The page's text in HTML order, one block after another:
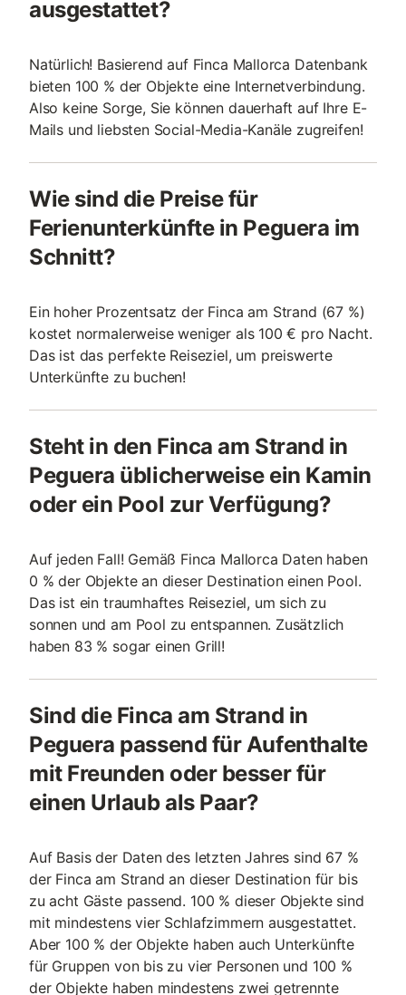
ausgestattet?
Natürlich! Basierend auf Finca Mallorca Datenbank
bieten 100 % der Objekte eine Internetverbindung.
Also keine Sorge, Sie können dauerhaft auf Ihre E-
Mails und liebsten Social-Media-Kanäle zugreifen!
Wie sind die Preise für
Ferienunterkünfte in Peguera im
Schnitt?
Ein hoher Prozentsatz der Finca am Strand (67 %)
kostet normalerweise weniger als 100 € pro Nacht.
Das ist das perfekte Reiseziel, um preiswerte
Unterkünfte zu buchen!
Steht in den Finca am Strand in
Peguera üblicherweise ein Kamin
oder ein Pool zur Verfügung?
Auf jeden Fall! Gemäß Finca Mallorca Daten haben
0 % der Objekte an dieser Destination einen Pool.
Das ist ein traumhaftes Reiseziel, um sich zu
sonnen und am Pool zu entspannen. Zusätzlich
haben 83 % sogar einen Grill!
Sind die Finca am Strand in
Peguera passend für Aufenthalte
mit Freunden oder besser für
einen Urlaub als Paar?
Auf Basis der Daten des letzten Jahres sind 67 %
der Finca am Strand an dieser Destination für bis
zu acht Gäste passend. 100 % dieser Objekte sind
mit mindestens vier Schlafzimmern ausgestattet.
Aber 100 % der Objekte haben auch Unterkünfte
für Gruppen von bis zu vier Personen und 100 %
der Objekte haben mindestens zwei getrennte